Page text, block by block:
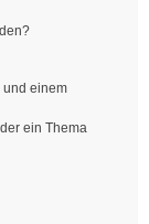
und einem
ein Thema